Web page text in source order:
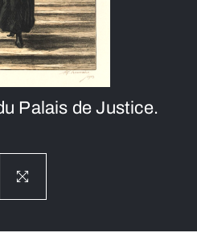
Palais de Justice.